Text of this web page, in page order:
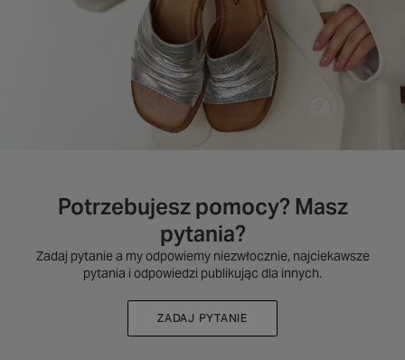
Potrzebujesz pomocy? Masz
pytania?
Zadaj pytanie a my odpowiemy niezwłocznie, najciekawsze
pytania i odpowiedzi publikując dla innych.
ZADAJ PYTANIE